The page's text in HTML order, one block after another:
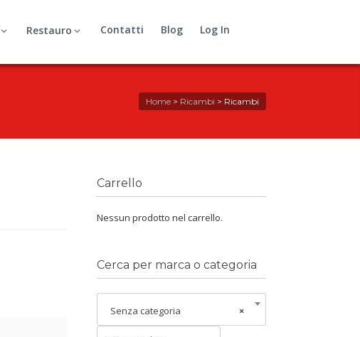
Restauro Contatti Blog Log In
Home> Ricambi > Ricambi
Carrello
Nessun prodotto nel carrello.
Cerca per marca o categoria
×
Senza categoria